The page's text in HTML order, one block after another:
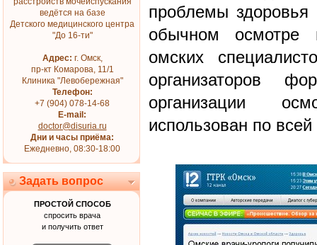
ведётся на базе
Детского медицинского центра
"До 16-ти"
Адрес: г. Омск,
пр-кт Комарова, 11/1
Клиника "Левобережная"
Телефон:
+7 (904) 078-14-68
E-mail:
doctor@disuria.ru
Дни и часы приёма:
Ежедневно, 08:30-18:00
Задать вопрос
ПРОСТОЙ СПОСОБ
спросить врача
и получить ответ
проблемы
обычном осмотре
омских
организаторов
организации
использован по всей